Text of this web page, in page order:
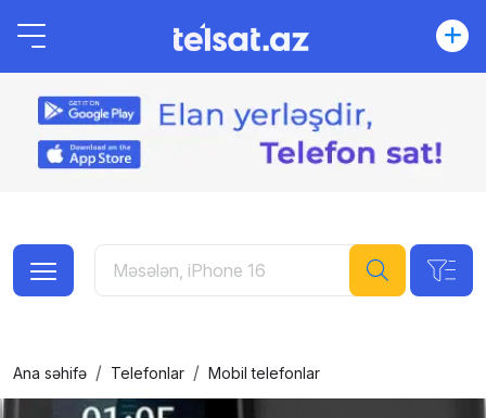
Ana səhifə Telefonlar Mobil telefonlar